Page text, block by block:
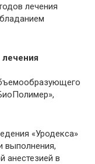
лечения
«Уродекса»
выполнения,
анестезией в